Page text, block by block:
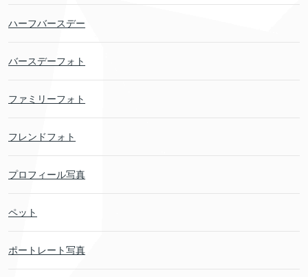
ハーフバースデー
バースデーフォト
ファミリーフォト
フレンドフォト
プロフィール写真
ペット
ポートレート写真